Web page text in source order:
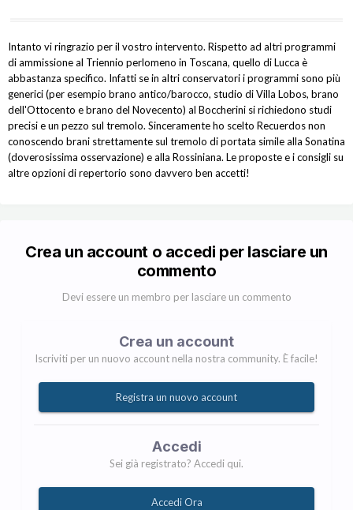
Intanto vi ringrazio per il vostro intervento. Rispetto ad altri programmi
di ammissione al Triennio perlomeno in Toscana, quello di Lucca è
abbastanza specifico. Infatti se in altri conservatori i programmi sono più
generici (per esempio brano antico/barocco, studio di Villa Lobos, brano
dell'Ottocento e brano del Novecento) al Boccherini si richiedono studi
precisi e un pezzo sul tremolo. Sinceramente ho scelto Recuerdos non
conoscendo brani strettamente sul tremolo di portata simile alla Sonatina
(doverosissima osservazione) e alla Rossiniana. Le proposte e i consigli su
altre opzioni di repertorio sono davvero ben accetti!
Crea un account o accedi per lasciare un
commento
Devi essere un membro per lasciare un commento
Crea un account
Iscriviti per un nuovo account nella nostra community. È facile!
Registra un nuovo account
Accedi
Sei già registrato? Accedi qui.
Accedi Ora